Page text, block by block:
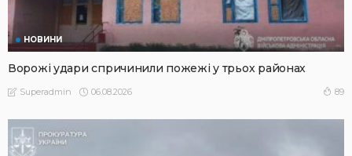
НОВИНИ
Ворожі удари спричинили пожежі у трьох районах
Superadmin 06.08.2026 89